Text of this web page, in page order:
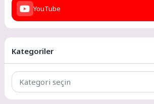
YouTube
Kategoriler